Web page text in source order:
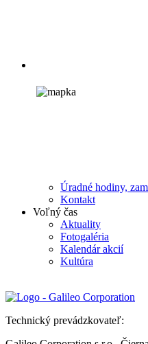
Úradné hodiny,
Kontakt
Voľný čas
Aktuality
Fotogaléria
Kalendár akcií
Kultúra
Technický prevádzkovateľ: